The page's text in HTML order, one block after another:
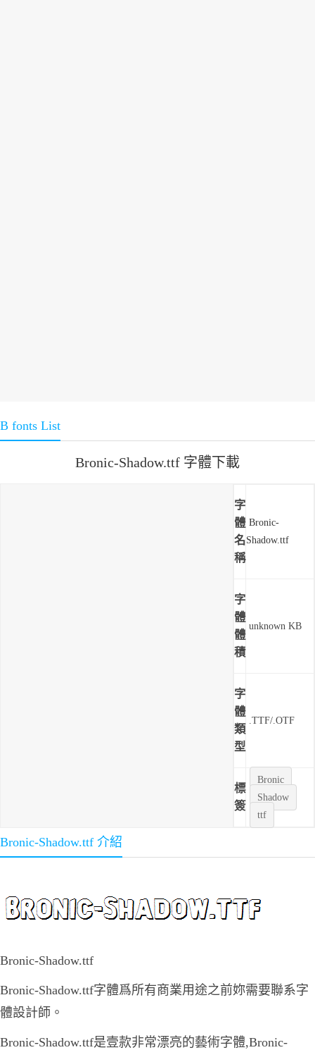
B fonts List
Bronic-Shadow.ttf 字體下載
字
體
名
稱
Bronic-
Shadow.ttf
字
體
體
積
unknown KB
字
體
類
型
.TTF/.OTF
標
簽
Bronic
Shadow
ttf
Bronic-Shadow.ttf 介紹
Bronic-Shadow.ttf
Bronic-Shadow.ttf字體爲所有商業用途之前妳需要聯系字
體設計師。
Bronic-Shadow.ttf是壹款非常漂亮的藝術字體,Bronic-